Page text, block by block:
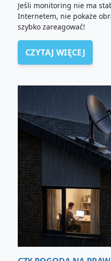
Jeśli monitoring nie ma
Internetem, nie pokaże
szybko zareagować!
CZYTAJ WIĘCEJ